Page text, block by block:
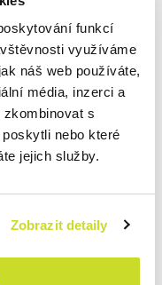
funkcí
využíváme
náš web používáte,
média, inzerci a
zkombinovat s
nebo které
jejich služby.
Zobrazit detaily
lidmi
jsou
místě